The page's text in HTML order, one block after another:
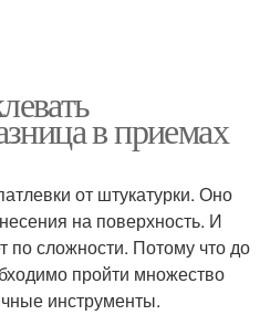
в приемах
от штукатурки. Оно
на поверхность. И
по сложности. Потому что до
пройти множество
инструменты.